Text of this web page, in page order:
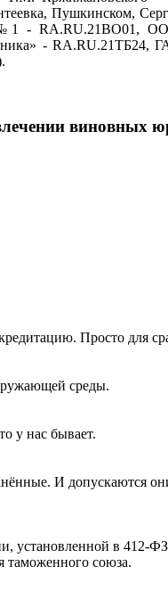
Пушкинском,
- RA.RU.21ВО01,
-
виновных
Просто для
среды.
у нас бывает.
И допускаются
установленной в 412-
таможенного союза.